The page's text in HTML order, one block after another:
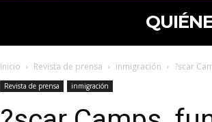
Inicio Revista de prensa inmigración ?scar
Revista de prensa inmigración